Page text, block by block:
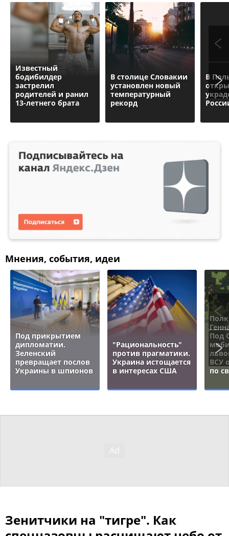
Известный
бодибилдер
застрелил
родителей и ранил
13-летнего брата
В столице Словакии
установлен новый
температурный
рекорд
В
Мнения, события, идеи
Под прикрытием
дипломатии.
Зеленский
превращает послов
Украины в шпионов
"Рациональность"
против прагматики.
Украина истощается
в интересах США
Под
ВСУ
по
Зенитчики на "тигре". Как